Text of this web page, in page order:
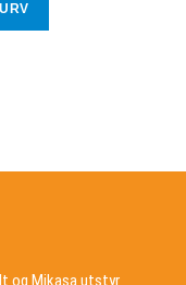
og Mikasa utstyr